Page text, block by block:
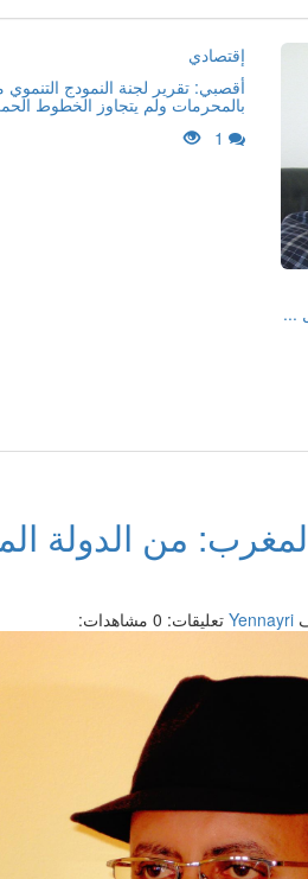
إقتصادي
أقصبي: تقرير لجنة النمودج
بالمحرمات ولم يتجاوز الخطوط
...
من الدولة
Yennayri تعليقات: 0 مشاهدات: